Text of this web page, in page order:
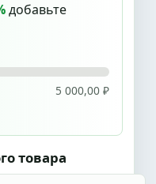
добавьте
5 000,00 ₽
товара